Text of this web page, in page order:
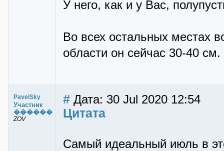
У него, как и у Вас,
Во всех остальных местах
области он сейчас 30-40 см.
PavelSky
Участник
������
ZOV
# Дата: 30 Jul 2020 12:54
Цитата
Самый идеальный июль в